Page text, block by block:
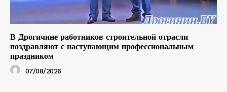
В Дрогичине работников строительной отрасли
поздравляют с наступающим профессиональным
праздником
07/08/2026